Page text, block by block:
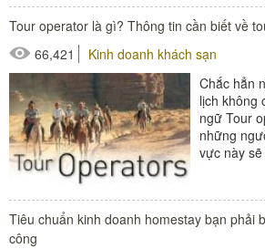
#thiết
Tour operator là gì? Thông tin cần biết về
66,421
Kinh doanh khách sạn
Chắc hẳn
lịch không
ngữ Tour
những
vực này
#đồ
Tiêu chuẩn kinh doanh homestay bạn phải
công